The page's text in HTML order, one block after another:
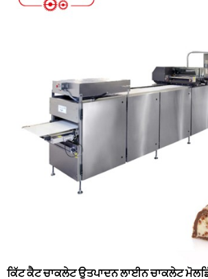
ਕਿੱਟ ਕੈਟ ਚਾਕਲੇਟ ਉਤਪਾਦਨ ਲਾਈਨ ਚਾਕਲੇਟ